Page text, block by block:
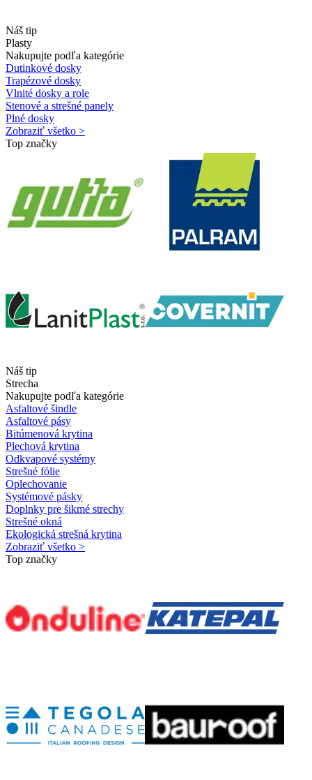
Náš tip
Plasty
Nakupujte podľa kategórie
Dutinkové dosky
Trapézové dosky
Vlnité dosky a role
Stenové a strešné panely
Plné dosky
Zobraziť všetko >
Top značky
Náš tip
Strecha
Nakupujte podľa kategórie
Asfaltové šindle
Asfaltové pásy
Bitúmenová krytina
Plechová krytina
Odkvapové systémy
Strešné fólie
Oplechovanie
Systémové pásky
Doplnky pre šikmé strechy
Strešné okná
Ekologická strešná krytina
Zobraziť všetko >
Top značky